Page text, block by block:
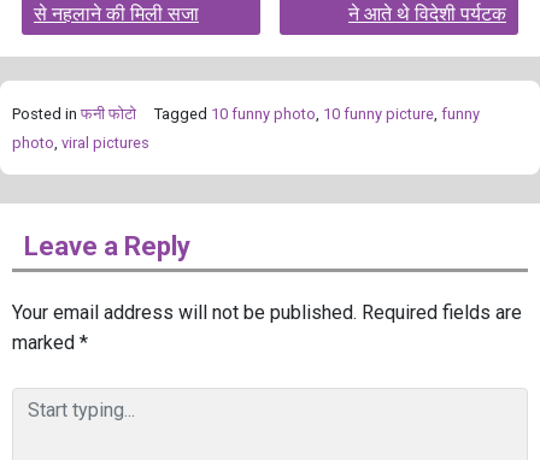
से नहलाने की मिली सजा
ने आते थे विदेशी पर्यटक
Posted in फनी फोटो Tagged 10 funny photo 10 funny picture funny
photo viral pictures
Leave a Reply
Your email address will not be published. Required fields are
marked *